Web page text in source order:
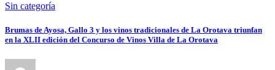
Sin categoría
Brumas de Ayosa, Gallo 3 y los vinos tradicionales de La Orotava triunfan
en la XLII edición del Concurso de Vinos Villa de La Orotava